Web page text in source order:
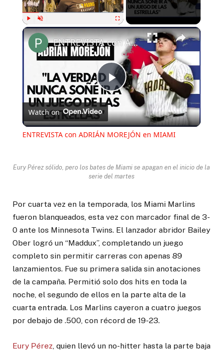
Play Unmute Fullscreen
Play
Video
ENTREVISTA con ADRIÁN MOREJÓN en MIAMI
Watch on
ENTREVISTA con ADRIÁN MOREJÓN en MIAMI
Eury Pérez sólido, pero los bates de Miami se apagan en el inicio de la
serie del martes
Por cuarta vez en la temporada, los Miami Marlins
fueron blanqueados, esta vez con marcador final de 3-
0 ante los Minnesota Twins. El lanzador abridor Bailey
Ober logró un “Maddux”, completando un juego
completo sin permitir carreras con apenas 89
lanzamientos. Fue su primera salida sin anotaciones
de la campaña. Permitió solo dos hits en toda la
noche, el segundo de ellos en la parte alta de la
cuarta entrada. Los Marlins cayeron a cuatro juegos
por debajo de .500, con récord de 19-23.
Eury Pérez , quien llevó un no-hitter hasta la parte baja